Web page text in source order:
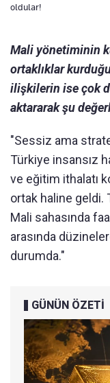
oldular!
Mali yönetiminin
ortaklıklar
ilişkilerin ise çok
aktararak şu
"Sessiz ama
Türkiye insansız
ve eğitim ithalatı
ortak haline geldi.
Mali sahasında
arasında
durumda."
GÜNÜN ÖZETİ